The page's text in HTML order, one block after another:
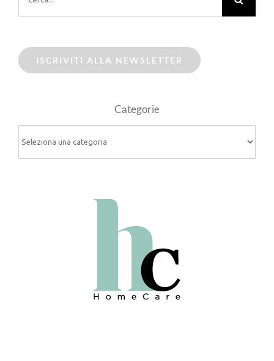
ISCRIVITI ALLA NEWSLETTER
Categorie